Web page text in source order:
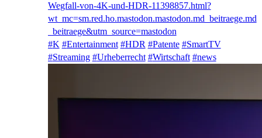
Wegfall-von-4K-und-HDR-11398857.html?
wt_mc=sm.red.ho.mastodon.mastodon.md_beitraege.md
_beitraege&utm_source=mastodon
#K #Entertainment #HDR #Patente #SmartTV
#Streaming #Urheberrecht #Wirtschaft #news